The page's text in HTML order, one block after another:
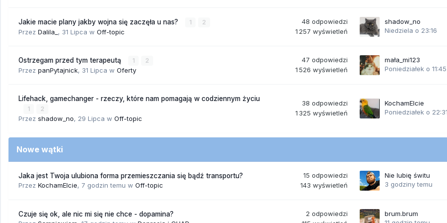
Jakie macie plany jakby wojna się zaczęła u nas? 1 2
Przez Dalila_ , 31 Lipca w Off-topic
48 odpowiedzi
1 257 wyświetleń
shadow_no
Niedziela o 23:16
Ostrzegam przed tym terapeutą 1 2
Przez panPytajnick, 31 Lipca w Oferty
47 odpowiedzi
1 526 wyświetleń
mała_mi123
Poniedziałek o 11:45
Lifehack, gamechanger - rzeczy, które nam pomagają w codziennym życiu
1 2
Przez shadow_no, 29 Lipca w Off-topic
38 odpowiedzi
1 325 wyświetleń
KochamElcie
Poniedziałek o
Nowe wątki
Jaka jest Twoja ulubiona forma przemieszczania się bądź transportu?
Przez KochamElcie, 7 godzin temu w Off-topic
15 odpowiedzi
143 wyświetleń
Nie lubię świtu
3 godziny temu
Czuje się ok, ale nic mi się nie chce - dopamina?
2 odpowiedzi
brum.brum